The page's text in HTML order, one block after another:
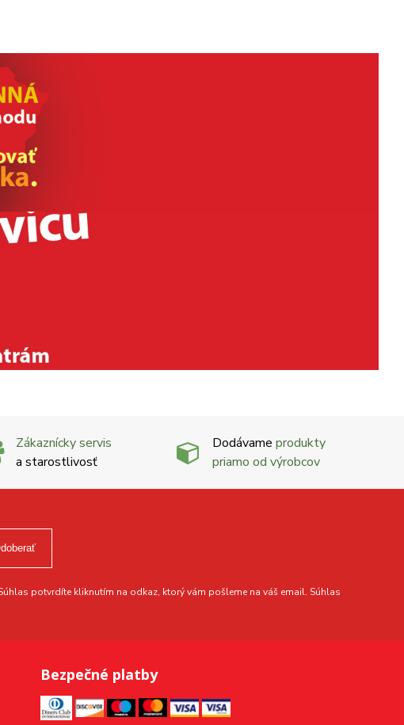
Zákaznícky servis
a starostlivosť
Dodávame produkty
priamo od výrobcov
potvrdíte kliknutím na odkaz, ktorý vám pošleme na váš email. Súhlas
Bezpečné platby